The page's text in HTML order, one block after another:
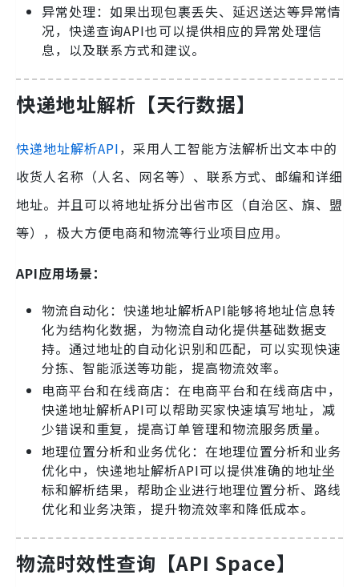
异常处理：如果出现包裹丢失、延迟送达等异常情
况，快递查询API也可以提供相应的异常处理信
息，以及联系方式和建议。
快递地址解析【天行数据】
快递地址解析API，采用人工智能方法解析出文本中的
收货人名称（人名、网名等）、联系方式、邮编和详细
地址。并且可以将地址拆分出省市区（自治区、旗、盟
等），极大方便电商和物流等行业项目应用。
API应用场景：
物流自动化：快递地址解析API能够将地址信息转
化为结构化数据，为物流自动化提供基础数据支
持。通过地址的自动化识别和匹配，可以实现快速
分拣、智能派送等功能，提高物流效率。
电商平台和在线商店：在电商平台和在线商店中，
快递地址解析API可以帮助买家快速填写地址，减
少错误和重复，提高订单管理和物流服务质量。
地理位置分析和业务优化：在地理位置分析和业务
优化中，快递地址解析API可以提供准确的地址坐
标和解析结果，帮助企业进行地理位置分析、路线
优化和业务决策，提升物流效率和降低成本。
物流时效性查询【API Space】